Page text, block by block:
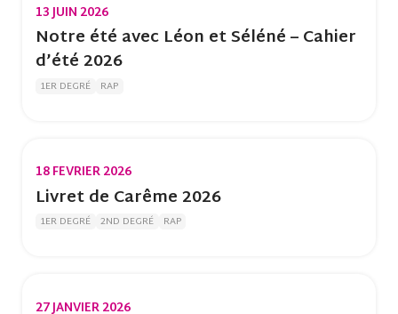
13 JUIN 2026
Notre été avec Léon et Séléné – Cahier
d’été 2026
1ER DEGRÉ RAP
18 FEVRIER 2026
Livret de Carême 2026
1ER DEGRÉ 2ND DEGRÉ RAP
27 JANVIER 2026